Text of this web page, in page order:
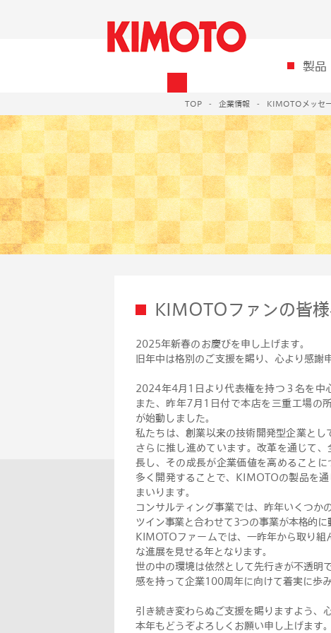
製品
TOP 企業情報 KIMOTOメッセ
KIMOTOファンの皆
2025年新春のお慶びを申し上げます。
旧年中は格別のご支援を賜り、心より感謝
2024年4月1日より代表権を持つ３名を中
また、昨年7月1日付で本店を三重工場の
が始動しました。
私たちは、創業以来の技術開発型企業と
さらに推し進めています。改革を通じて
長し、その成長が企業価値を高めること
多く開発することで、KIMOTOの製品を
まいります。
コンサルティング事業では、昨年いくつか
ツイン事業と合わせて3つの事業が本格的に
KIMOTOファームでは、一昨年から取り組
な進展を見せる年となります。
世の中の環境は依然として先行きが不透明
感を持って企業100周年に向けて着実に歩
引き続き変わらぬご支援を賜りますよう、
本年もどうぞよろしくお願い申し上げます。